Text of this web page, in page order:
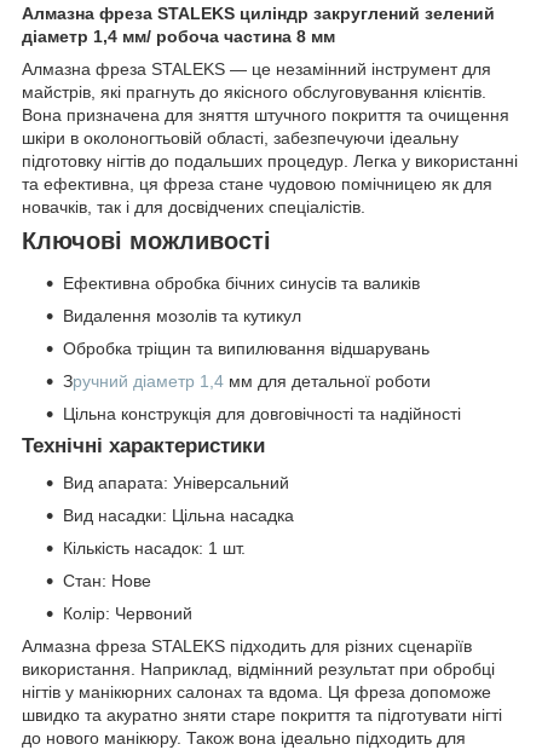
Алмазна фреза STALEKS циліндр закруглений зелений
діаметр 1,4 мм/ робоча частина 8 мм
Алмазна фреза STALEKS — це незамінний інструмент для
майстрів, які прагнуть до якісного обслуговування клієнтів.
Вона призначена для зняття штучного покриття та очищення
шкіри в околоногтьовій області, забезпечуючи ідеальну
підготовку нігтів до подальших процедур. Легка у використанні
та ефективна, ця фреза стане чудовою помічницею як для
новачків, так і для досвідчених спеціалістів.
Ключові можливості
Ефективна обробка бічних синусів та валиків
Видалення мозолів та кутикул
Обробка тріщин та випилювання відшарувань
Зручний діаметр 1,4 мм для детальної роботи
Цільна конструкція для довговічності та надійності
Технічні характеристики
Вид апарата: Універсальний
Вид насадки: Цільна насадка
Кількість насадок: 1 шт.
Стан: Нове
Колір: Червоний
Алмазна фреза STALEKS підходить для різних сценаріїв
використання. Наприклад, відмінний результат при обробці
нігтів у манікюрних салонах та вдома. Ця фреза допоможе
швидко та акуратно зняти старе покриття та підготувати нігті
до нового манікюру. Також вона ідеально підходить для